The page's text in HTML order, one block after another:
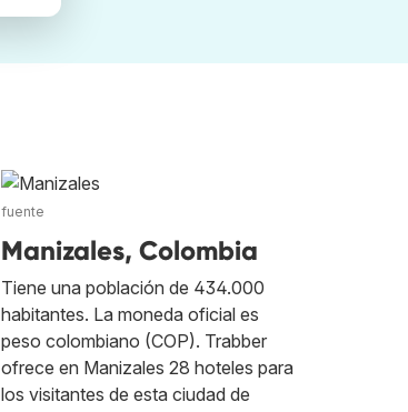
fuente
Manizales, Colombia
Tiene una población de 434.000
habitantes. La moneda oficial es
peso colombiano (COP). Trabber
ofrece en Manizales 28 hoteles para
los visitantes de esta ciudad de